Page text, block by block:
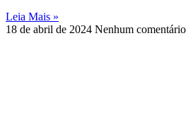
Leia Mais »
18 de abril de 2024 Nenhum comentário